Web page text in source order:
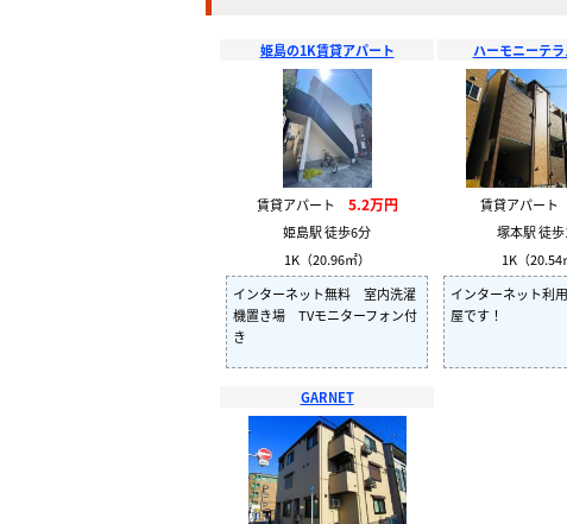
姫島の1K賃貸アパート
賃貸アパート 5.2万円
姫島駅 徒歩6分
1K（20.96㎡）
インターネット無料 室内洗濯
機置き場 TVモニターフォン付
き
ハーモニーテ
賃貸アパート
塚本駅 徒
1K（20.54
インターネット利
屋です！
GARNET